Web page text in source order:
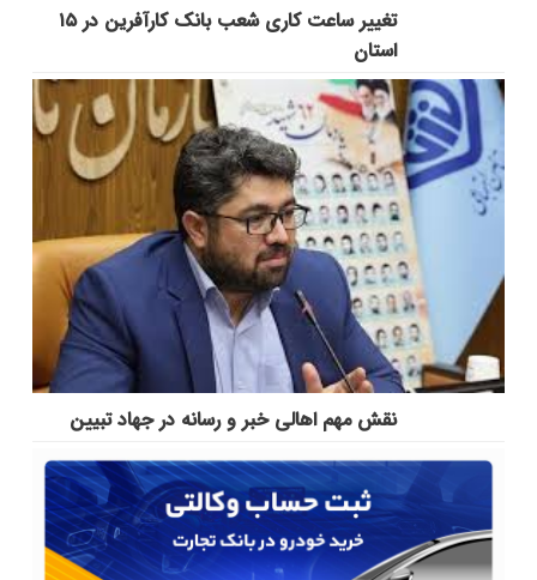
تغییر ساعت کاری شعب بانک کارآفرین در ۱۵
استان
نقش مهم اهالی خبر و رسانه در جهاد تبیین